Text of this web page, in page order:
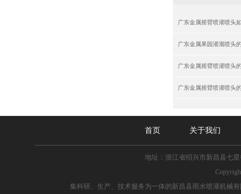
广东金属摇臂喷灌喷头
广东金属果园灌溉喷头
广东金属摇臂喷灌喷头
广东金属摇臂喷灌喷头
首页 关于我们
地址：浙江省绍兴市新昌县七
集科研、生产、技术服务为一体的新昌县雨水喷灌机械